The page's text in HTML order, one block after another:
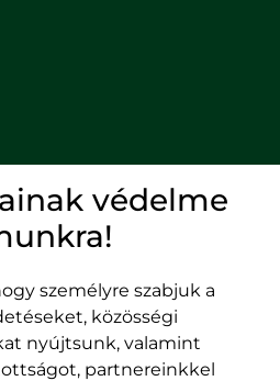
szabályzat
program
védelme
személyre szabjuk a
közösségi
nyújtsunk, valamint
partnereinkkel